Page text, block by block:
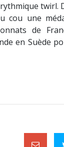
twirl.
cou une
de
en Suède